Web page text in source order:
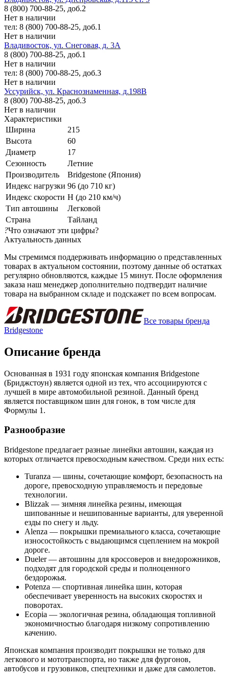
8 (800) 700-88-25, доб.2
Нет в наличии
тел: 8 (800) 700-88-25, доб.1
Нет в наличии
Владивосток, ул. Снеговая, д. 3А
8 (800) 700-88-25, доб.1
Нет в наличии
тел: 8 (800) 700-88-25, доб.3
Нет в наличии
Уссурийск, ул. Краснознаменная, д.198В
8 (800) 700-88-25, доб.3
Нет в наличии
Характеристики
Ширина
215
Высота
60
Диаметр
17
Сезонность
Летние
Производитель
Bridgestone (Япония)
Индекс нагрузки 96 (до 710 кг)
Индекс скорости H (до 210 км/ч)
Тип автошины
Легковой
Страна
Тайланд
?Что означают эти цифры?
Актуальность данных
Мы стремимся поддерживать информацию о представленных
товарах в актуальном состоянии, поэтому данные об остатках
регулярно обновляются, каждые 15 минут. После оформления
заказа наш менеджер дополнительно подтвердит наличие
товара на выбранном складе и подскажет по всем вопросам.
Все товары бренда
Bridgestone
Описание бренда
Основанная в 1931 году японская компания Bridgestone
(Бриджстоун) является одной из тех, что ассоциируются с
лучшей в мире автомобильной резиной. Данный бренд
является поставщиком шин для гонок, в том числе для
Формулы 1.
Разнообразие
Bridgestone предлагает разные линейки автошин, каждая из
которых отличается превосходным качеством. Среди них есть:
Turanza — шины, сочетающие комфорт, безопасность на
дороге, превосходную управляемость и передовые
технологии.
Blizzak — зимняя линейка резины, имеющая
шипованные и нешипованные варианты, для уверенной
езды по снегу и льду.
Alenza — покрышки премиального класса, сочетающие
износостойкость с выдающимся сцеплением на мокрой
дороге.
Dueler — автошины для кроссоверов и внедорожников,
подходят для городской среды и полноценного
бездорожья.
Potenza — спортивная линейка шин, которая
обеспечивает уверенность на высоких скоростях и
поворотах.
Ecopia — экологичная резина, обладающая топливной
экономичностью благодаря низкому сопротивлению
качению.
Японская компания производит покрышки не только для
легкового и мототранспорта, но также для фургонов,
автобусов и грузовиков, спецтехники и даже для самолетов.